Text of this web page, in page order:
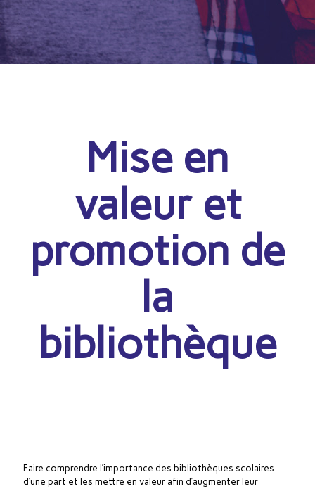
Mise en
valeur et
promotion de
la
bibliothèque
Faire comprendre l’importance des bibliothèques scolaires
d’une part et les mettre en valeur afin d’augmenter leur